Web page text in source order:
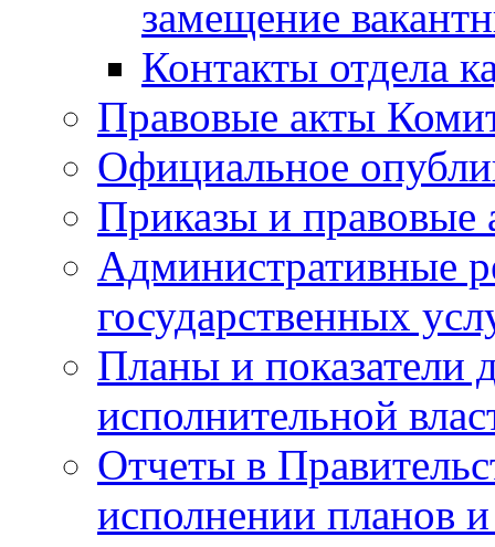
замещение
Контакты отдела
Правовые акты
Официальное
Приказы и правовые
Административные
государственных
Планы и показатели
исполнительной
Отчеты в
исполнении планов и